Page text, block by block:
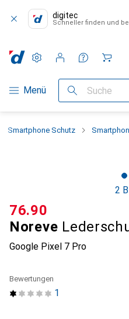
digitec
Schneller finden und
Navigation nach Kategorien
Menü Suche
Einstellungen
Kundenkonto
Vergleichslisten
Merklisten
Warenkorb
Smartphone Schutz
2
Noreve
Google Pixel 7 Pro
CHF
76.90
1
Bewertungen